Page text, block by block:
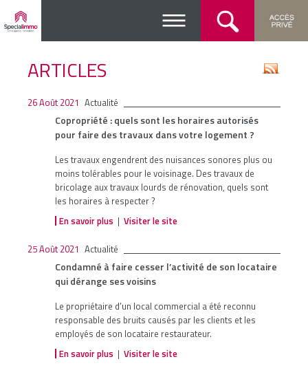
ARTICLES
26 Août 2021 Actualité
Copropriété : quels sont les horaires autorisés
pour faire des travaux dans votre logement ?
Les travaux engendrent des nuisances sonores plus ou
moins tolérables pour le voisinage. Des travaux de
bricolage aux travaux lourds de rénovation, quels sont
les horaires à respecter ?
En savoir plus | Visiter le site
25 Août 2021 Actualité
Condamné à faire cesser l’activité de son locataire
qui dérange ses voisins
Le propriétaire d’un local commercial a été reconnu
responsable des bruits causés par les clients et les
employés de son locataire restaurateur.
En savoir plus | Visiter le site